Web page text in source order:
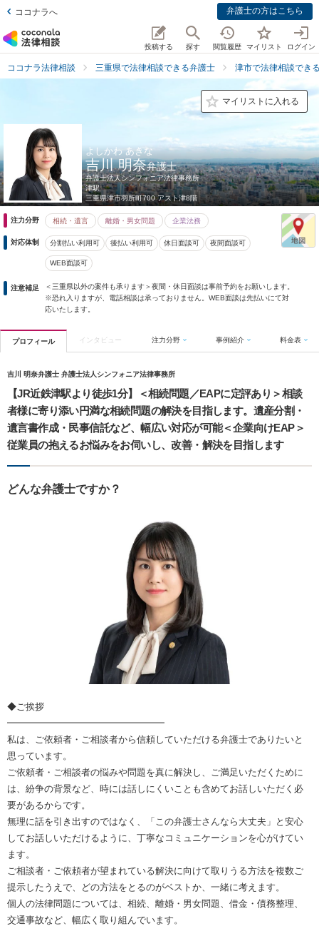
ココナラへ 弁護士の方はこちら
投稿する 探す 閲覧履歴 マイリスト ログイン
ココナラ法律相談 三重県で法律相談できる弁護士 津市で法律相談でき
マイリストに入れる
よしかわ あきな
吉川 明奈弁護士
弁護士法人シンフォニア法律事務所
津駅
三重県津市羽所町700 アスト津8階
注力分野 相続・遺言 離婚・男女問題 企業法務
対応体制 分割払い利用可 後払い利用可 休日面談可 夜間面談可
WEB面談可
注意補足
＜三重県以外の案件も承ります＞夜間・休日面談は事前予約をお願いします。
※恐れ入りますが、電話相談は承っておりません。WEB面談は先払いにて対
応いたします。
プロフィール インタビュー 注力分野 事例紹介 料金表
吉川 明奈弁護士 弁護士法人シンフォニア法律事務所
【JR近鉄津駅より徒歩1分】＜相続問題／EAPに定評あり＞相談
者様に寄り添い円満な相続問題の解決を目指します。遺産分割・
遺言書作成・民事信託など、幅広い対応が可能＜企業向けEAP＞
従業員の抱えるお悩みをお伺いし、改善・解決を目指します
どんな弁護士ですか？
◆ご挨拶
━━━━━━━━━━━━━━━━━
私は、ご依頼者・ご相談者から信頼していただける弁護士でありたいと
思っています。
ご依頼者・ご相談者の悩みや問題を真に解決し、ご満足いただくために
は、紛争の背景など、時には話しにくいことも含めてお話しいただく必
要があるからです。
無理に話を引き出すのではなく、「この弁護士さんなら大丈夫」と安心
してお話しいただけるように、丁寧なコミュニケーションを心がけてい
ます。
ご相談者・ご依頼者が望まれている解決に向けて取りうる方法を複数ご
提示したうえで、どの方法をとるのがベストか、一緒に考えます。
個人の法律問題については、相続、離婚・男女問題、借金・債務整理、
交通事故など、幅広く取り組んでいます。